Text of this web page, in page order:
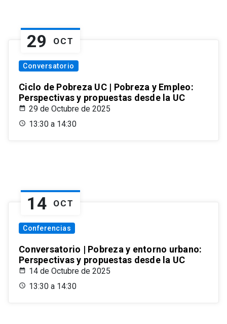
29 OCT
Conversatorio
Ciclo de Pobreza UC | Pobreza y Empleo:
Perspectivas y propuestas desde la UC
29 de Octubre de 2025
13:30 a 14:30
14 OCT
Conferencias
Conversatorio | Pobreza y entorno urbano:
Perspectivas y propuestas desde la UC
14 de Octubre de 2025
13:30 a 14:30